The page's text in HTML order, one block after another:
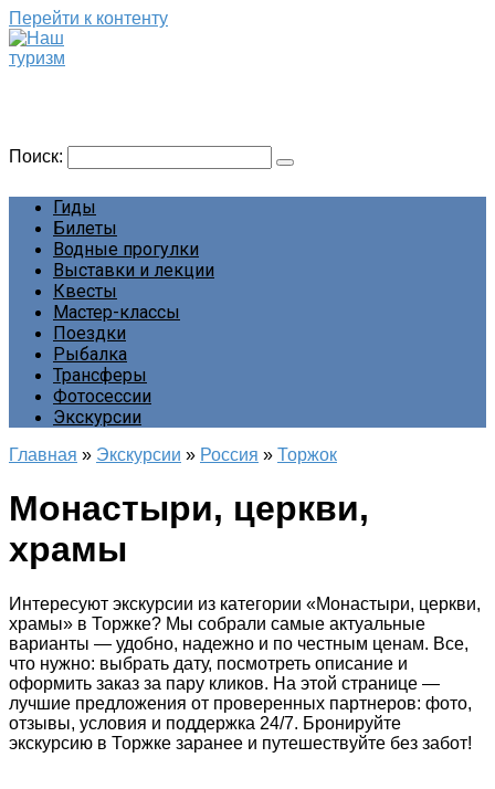
Перейти к контенту
Поиск:
Гиды
Билеты
Водные прогулки
Выставки и лекции
Квесты
Мастер-классы
Поездки
Рыбалка
Трансферы
Фотосессии
Экскурсии
Главная » Экскурсии » Россия » Торжок
Монастыри, церкви,
храмы
Интересуют экскурсии из категории «Монастыри, церкви,
храмы» в Торжке? Мы собрали самые актуальные
варианты — удобно, надежно и по честным ценам. Все,
что нужно: выбрать дату, посмотреть описание и
оформить заказ за пару кликов. На этой странице —
лучшие предложения от проверенных партнеров: фото,
отзывы, условия и поддержка 24/7. Бронируйте
экскурсию в Торжке заранее и путешествуйте без забот!